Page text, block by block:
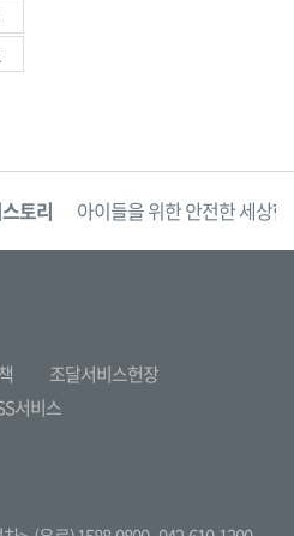
토리 아이들을 위한 안전한 세상
조달서비스헌장
서비스